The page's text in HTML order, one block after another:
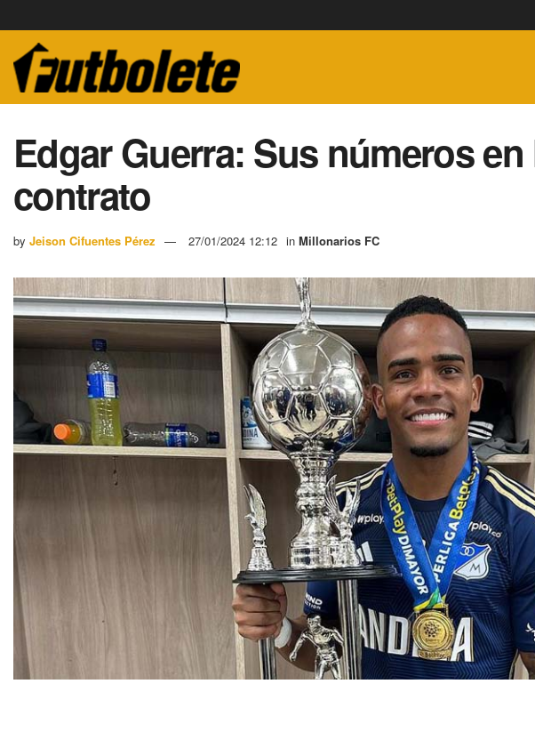
Edgar Guerra: Sus números
contrato
by Jeison Cifuentes Pérez 27/01/2024 12:12 in Millonarios FC